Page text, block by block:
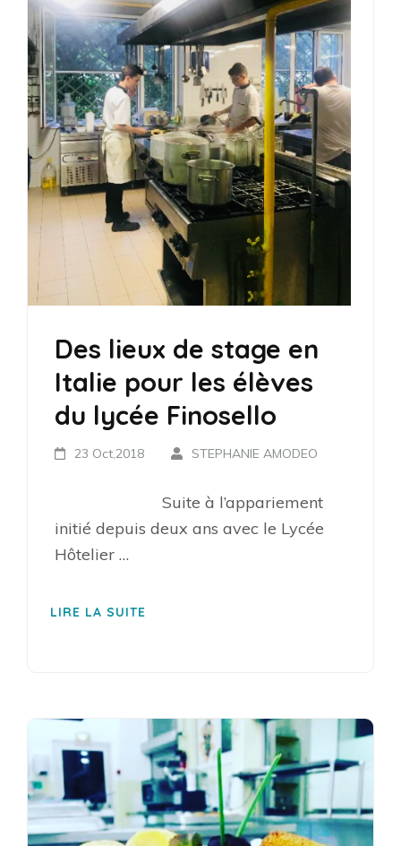
Des lieux de stage en
Italie pour les élèves
du lycée Finosello
23 Oct,2018 STEPHANIE AMODEO
Suite à l’appariement
initié depuis deux ans avec le Lycée
Hôtelier …
LIRE LA SUITE